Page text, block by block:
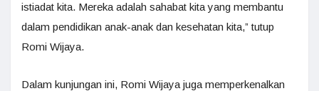
istiadat kita. Mereka adalah sahabat kita yang membantu
dalam pendidikan anak-anak dan kesehatan kita,” tutup
Romi Wijaya.
Dalam kunjungan ini, Romi Wijaya juga memperkenalkan